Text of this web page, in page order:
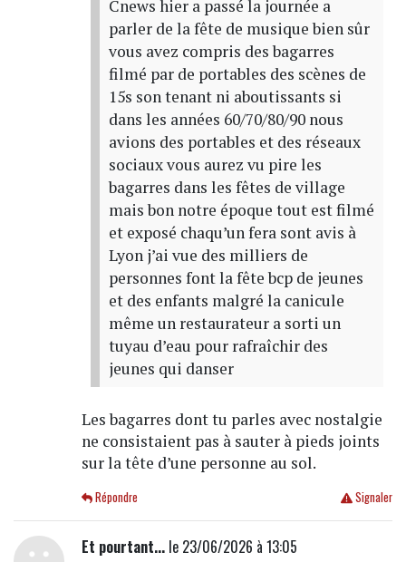
Cnews hier a passé la journée a
parler de la fête de musique bien sûr
vous avez compris des bagarres
filmé par de portables des scènes de
15s son tenant ni aboutissants si
dans les années 60/70/80/90 nous
avions des portables et des réseaux
sociaux vous aurez vu pire les
bagarres dans les fêtes de village
mais bon notre époque tout est filmé
et exposé chaqu’un fera sont avis à
Lyon j’ai vue des milliers de
personnes font la fête bcp de jeunes
et des enfants malgré la canicule
même un restaurateur a sorti un
tuyau d’eau pour rafraîchir des
jeunes qui danser
Les bagarres dont tu parles avec nostalgie
ne consistaient pas à sauter à pieds joints
sur la tête d’une personne au sol.
Signaler
Répondre
Et pourtant...le 23/06/2026 à 13:05